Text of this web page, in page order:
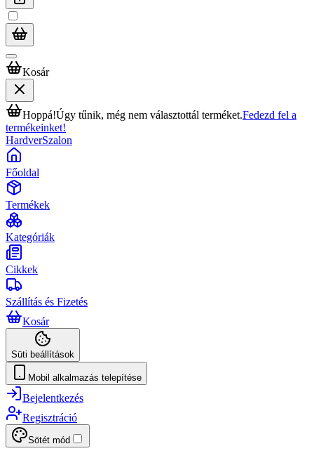
Kosár
Hoppá!Úgy tűnik, még nem választottál terméket.Fedezd fel a
termékeinket!
HardverSzalon
Főoldal
Termékek
Kategóriák
Cikkek
Szállítás és Fizetés
Kosár
Süti beállítások
Mobil alkalmazás telepítése
Bejelentkezés
Regisztráció
Sötét mód